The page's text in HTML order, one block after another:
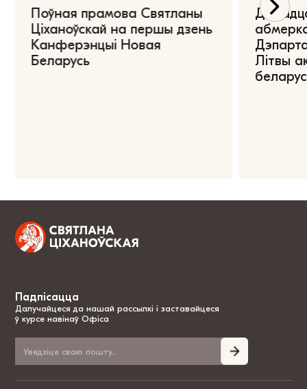
Поўная прамова Святланы
Ціханоўскай на першы дзень
Канферэнцыі Новая
Беларусь
Літвы
Падпісацца
Далучайцеся да нашай рассылкі і заставайцеся
ў курсе навінаў Офіса